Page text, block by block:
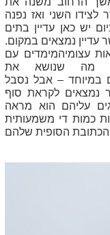
השני ואז נפנה
יש כאן עדיין בתים
עדיין נמצאים במקום.
עצומיהמימדים עם
מה שנושא את
במיוחד – אבל נסבל
נמצאים לקראת סוף
עליהם הוא מראה
כמות די משמעותית
הכתובת הסופית שלהם